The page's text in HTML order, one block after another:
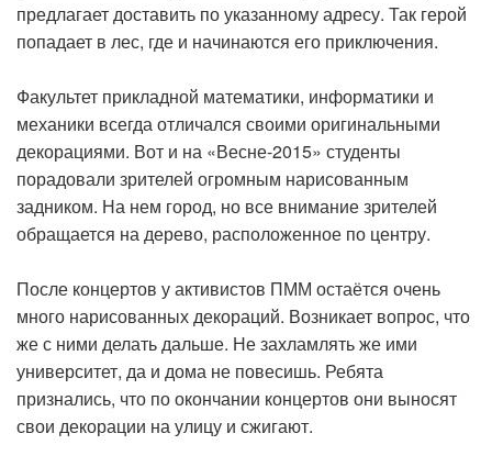
предлагает доставить по указанному адресу. Так герой
попадает в лес, где и начинаются его приключения.
Факультет прикладной математики, информатики и
механики всегда отличался своими оригинальными
декорациями. Вот и на «Весне-2015» студенты
порадовали зрителей огромным нарисованным
задником. На нем город, но все внимание зрителей
обращается на дерево, расположенное по центру.
После концертов у активистов ПММ остаётся очень
много нарисованных декораций. Возникает вопрос, что
же с ними делать дальше. Не захламлять же ими
университет, да и дома не повесишь. Ребята
признались, что по окончании концертов они выносят
свои декорации на улицу и сжигают.